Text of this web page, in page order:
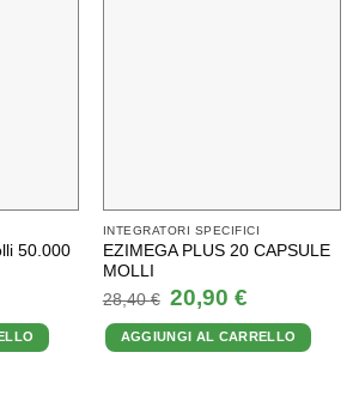
50.000
€.
INTEGRATORI SPECIFICI
EZIMEGA PLUS 20 CAPSULE
MOLLI
28,40€
Il
prezzo
originale
era:
28,40 €.
20,90 €Il
prezzo
attuale
è:
20,90 €.
AGGIUNGI AL CARRELLO